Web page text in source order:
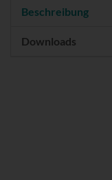
Beschreibung
Downloads